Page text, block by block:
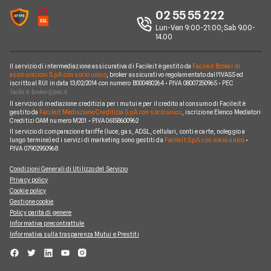
Chi siamo
Perché scegliere Facile.it
Mappa del sito
Mutuo 100 per cento
Poste Italiane
Credit Agricole
CheBanca!
Credem
Banche e finanziarie
Calcolatore rata mutuo 02 55 55 222
Lun-Ven 9:00-21:00; Sab 9.00-
14.00
Il servizio di intermediazione assicurativa di Facile.it è gestito da Facile.it Broker di
assicurazioni S.p.A. con socio unico, broker assicurativo regolamentato dall'IVASS ed
iscritto al RUI in data 13/02/2014 con numero B000480264 • P.IVA 08007250965 • PEC
Il servizio di mediazione creditizia per i mutui e per il credito al consumo di Facile.it è
gestito da Facile.it Mediazione Creditizia S.p.A. con socio unico , iscrizione Elenco Mediatori
Creditizi OAM numero M201 • P.IVA 06158600962
Il servizio di comparazione tariffe (luce, gas, ADSL, cellulari, conti e carte, noleggio a
lungo termine) ed i servizi di marketing sono gestiti da Facile.it S.p.A. con socio unico•
P.IVA 07902950968
Condizioni Generali di Utilizzo del Servizio
Privacy policy
Cookie policy
Gestione cookie
Policy parità di genere
Informativa precontrattule
Informativa sulla trasparenza Mutui e Prestiti